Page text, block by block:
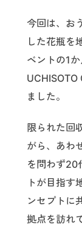
今回は、お
した花瓶を
ベントの1
UCHISOTO
ました。
限られた回
がら、あわ
を問わず20
トが目指す
ンセプトに
拠点を訪れ